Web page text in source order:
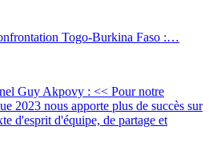
Togo-Burkina Faso :…
Guy Akpovy : << Pour notre
2023 nous apporte plus de succès sur
d'esprit d'équipe, de partage et